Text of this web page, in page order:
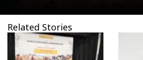
Related Stories